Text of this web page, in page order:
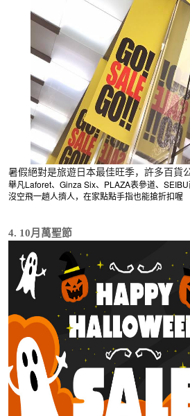
暑假絕對是旅遊日本最佳旺季，許多百貨
舉凡Laforet、Ginza Six、PLAZA表參道、
沒空飛一趟人擠人，在家點點手指也能搶折扣喔
4. 10月萬聖節